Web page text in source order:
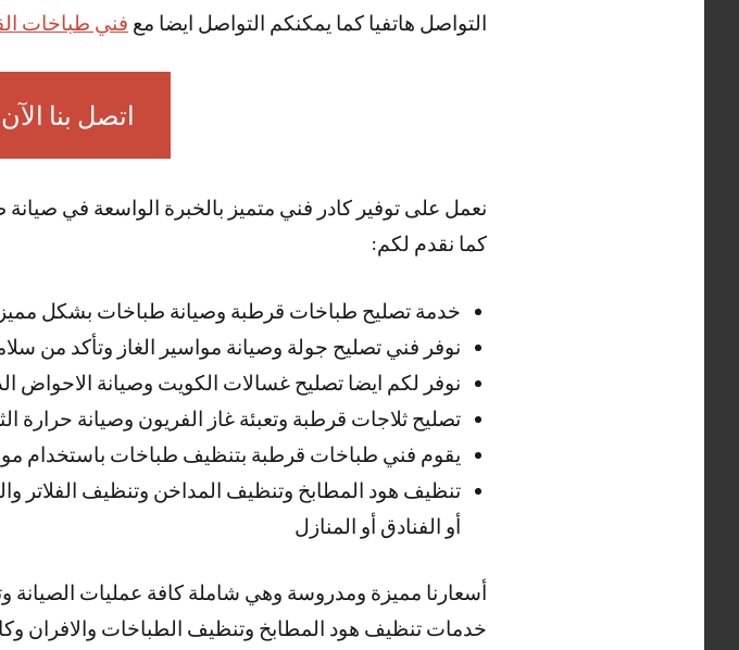
التواصل هاتفيا كما يمكنكم التواصل ايضا مع فني طباخات
اتصل بنا الآن 98548488
نعمل على توفير كادر فني متميز بالخبرة الواسعة في
كما نقدم لكم:
خدمة تصليح طباخات قرطبة وصيانة طباخات بشكل مميز
نوفر فني تصليح جولة وصيانة مواسير الغاز وتأكد من
نوفر لكم ايضا تصليح غسالات الكويت وصيانة الاحواض
تصليح ثلاجات قرطبة وتعبئة غاز الفريون وصيانة حرارة
يقوم فني طباخات قرطبة بتنظيف طباخات باستخدام
تنظيف هود المطابخ وتنظيف المداخن وتنظيف الفلاتر
أو الفنادق أو المنازل
أسعارنا مميزة ومدروسة وهي شاملة كافة عمليات الصيانة
خدمات تنظيف هود المطابخ وتنظيف الطباخات والافران